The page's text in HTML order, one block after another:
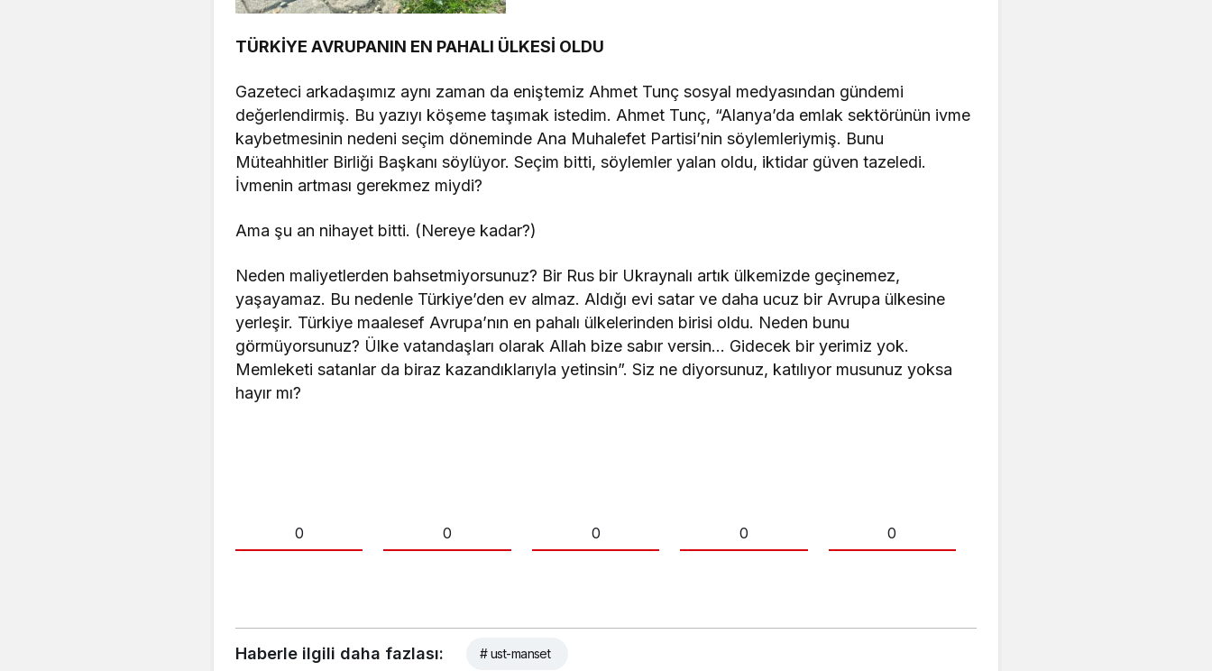
TÜRKİYE AVRUPANIN EN PAHALI ÜLKESİ OLDU
Gazeteci arkadaşımız aynı zaman da eniştemiz Ahmet Tunç sosyal medyasından gündemi
değerlendirmiş. Bu yazıyı köşeme taşımak istedim. Ahmet Tunç, “Alanya’da emlak sektörünün ivme
kaybetmesinin nedeni seçim döneminde Ana Muhalefet Partisi’nin söylemleriymiş. Bunu
Müteahhitler Birliği Başkanı söylüyor. Seçim bitti, söylemler yalan oldu, iktidar güven tazeledi.
İvmenin artması gerekmez miydi?
Ama şu an nihayet bitti. (Nereye kadar?)
Neden maliyetlerden bahsetmiyorsunuz? Bir Rus bir Ukraynalı artık ülkemizde geçinemez,
yaşayamaz. Bu nedenle Türkiye’den ev almaz. Aldığı evi satar ve daha ucuz bir Avrupa ülkesine
yerleşir. Türkiye maalesef Avrupa’nın en pahalı ülkelerinden birisi oldu. Neden bunu
görmüyorsunuz? Ülke vatandaşları olarak Allah bize sabır versin… Gidecek bir yerimiz yok.
Memleketi satanlar da biraz kazandıklarıyla yetinsin”. Siz ne diyorsunuz, katılıyor musunuz yoksa
hayır mı?
0 0 0 0 0
Haberle ilgili daha fazlası: # ust-manset